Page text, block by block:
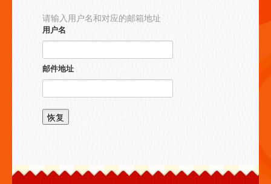
请输入用户名和对应的邮箱地址
用户名
邮件地址